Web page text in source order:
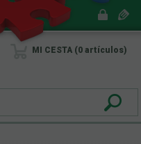
MI CESTA 0 artículos